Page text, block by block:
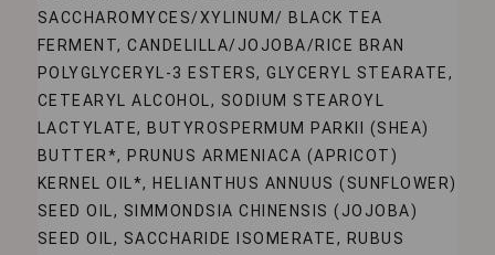
SACCHAROMYCES/XYLINUM/ BLACK TEA
FERMENT, CANDELILLA/JOJOBA/RICE BRAN
POLYGLYCERYL-3 ESTERS, GLYCERYL STEARATE,
CETEARYL ALCOHOL, SODIUM STEAROYL
LACTYLATE, BUTYROSPERMUM PARKII (SHEA)
BUTTER*, PRUNUS ARMENIACA (APRICOT)
KERNEL OIL*, HELIANTHUS ANNUUS (SUNFLOWER)
SEED OIL, SIMMONDSIA CHINENSIS (JOJOBA)
SEED OIL, SACCHARIDE ISOMERATE, RUBUS